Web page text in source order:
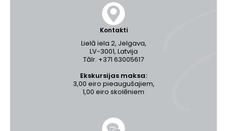
Kontakti
Lielā iela 2, Jelgava,
LV-3001, Latvija
Tālr. +371 63005617
Ekskursijas maksa:
3,00 eiro pieaugušajiem,
1,00 eiro skolēniem